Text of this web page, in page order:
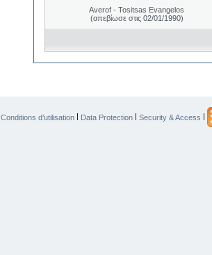
Averof - Tositsas Evangelos
(απεβίωσε στις 02/01/1990)
Conditions d’utilisation | Data Protection | Security & Access |